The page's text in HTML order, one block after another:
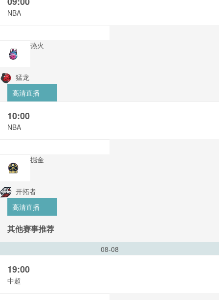
NBA
热火
猛龙
高清直播
10:00
NBA
掘金
开拓者
高清直播
其他赛事推荐
08-08
19:00
中超